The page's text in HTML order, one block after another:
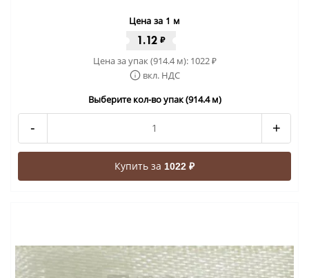
Цена за 1 м
1.12 ₽
Цена за упак (914.4 м): 1022₽
вкл. НДС
Выберите кол-во упак (914.4 м)
- +
Купить за 1022 ₽